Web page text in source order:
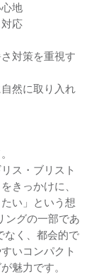
地
応
対策を重視す
然に取り入れ
ス・ブリスト
きっかけに、
い」という想
ングの一部であ
なく、都会的で
いコンパクト
魅力です。